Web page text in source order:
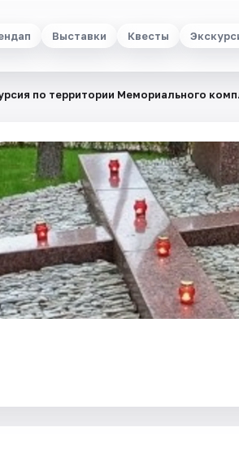
Выставки Квесты
по территории Мемориального